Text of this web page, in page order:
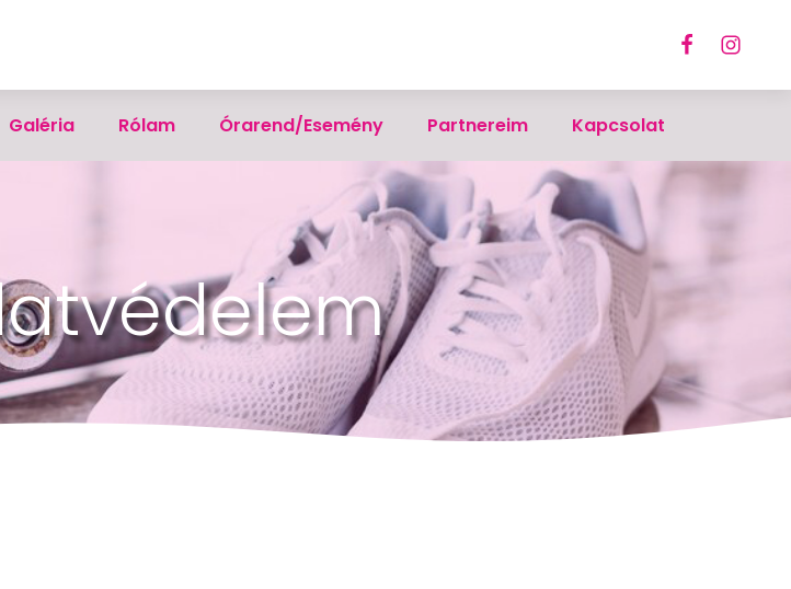
Galéria Rólam Órarend/Esemény Partnereim Kapcsolat